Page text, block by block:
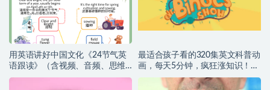
用英语讲好中国文化《24节气英
语跟读》（含视频、音频、思维
导图）高清（百度网盘）
最适合孩子看的320集英文科普动
画，每天5分钟，疯狂涨知识！
（百度网盘）